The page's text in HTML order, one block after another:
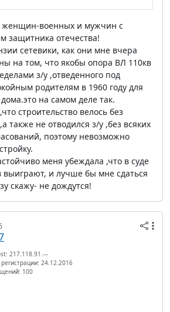
женщин-военных и мужчин с
защитника отечества!
сетевики, как они мне вчера
на том, что якобы опора ВЛ 110кв
з/у ,отведенного под
родителям в 1960 году для
на самом деле так.
строительство велось без
не отводился з/у ,без всяких
поэтому невозможно
меня убеждала ,что в суде
выиграют, и лучше бы мне сдаться
скажу- не дождутся!
217.118.91.---
24.12.2016
100